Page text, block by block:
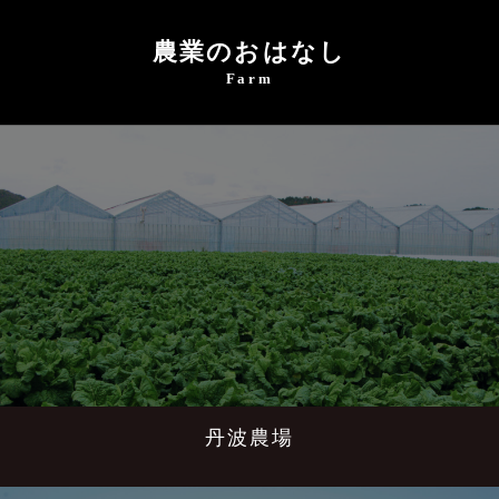
農業のおはなし
Farm
丹波農場